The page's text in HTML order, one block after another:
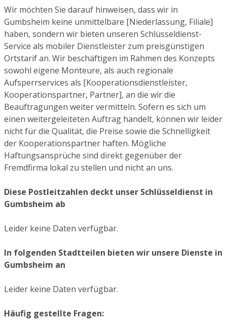
Wir möchten Sie darauf hinweisen, dass wir in
Gumbsheim keine unmittelbare [Niederlassung, Filiale]
haben, sondern wir bieten unseren Schlüsseldienst-
Service als mobiler Dienstleister zum preisgünstigen
Ortstarif an. Wir beschäftigen im Rahmen des Konzepts
sowohl eigene Monteure, als auch regionale
Aufsperrservices als [Kooperationsdienstleister,
Kooperationspartner, Partner], an die wir die
Beauftragungen weiter vermitteln. Sofern es sich um
einen weitergeleiteten Auftrag handelt, können wir leider
nicht für die Qualität, die Preise sowie die Schnelligkeit
der Kooperationspartner haften. Mögliche
Haftungsansprüche sind direkt gegenüber der
Fremdfirma lokal zu stellen und nicht an uns.
Diese Postleitzahlen deckt unser Schlüsseldienst in
Gumbsheim ab
Leider keine Daten verfügbar.
In folgenden Stadtteilen bieten wir unsere Dienste in
Gumbsheim an
Leider keine Daten verfügbar.
Häufig gestellte Fragen: